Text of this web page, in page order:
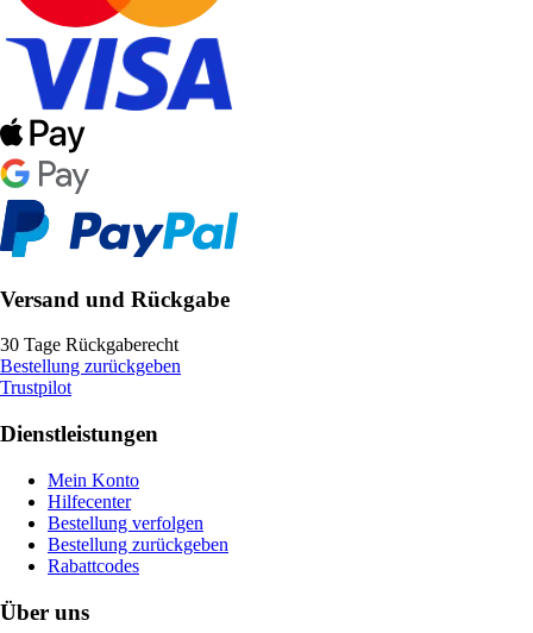
Versand und Rückgabe
30 Tage Rückgaberecht
Bestellung zurückgeben
Trustpilot
Dienstleistungen
Mein Konto
Hilfecenter
Bestellung verfolgen
Bestellung zurückgeben
Rabattcodes
Über uns